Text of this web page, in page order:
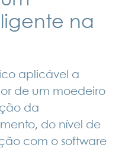
na
aplicável a
de um moedeiro
da
do nível de
com o software